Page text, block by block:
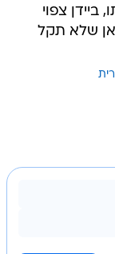
צפוי
שלא תקל